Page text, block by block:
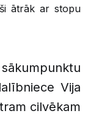
ātrāk ar stopu
Vija
cilvēkam